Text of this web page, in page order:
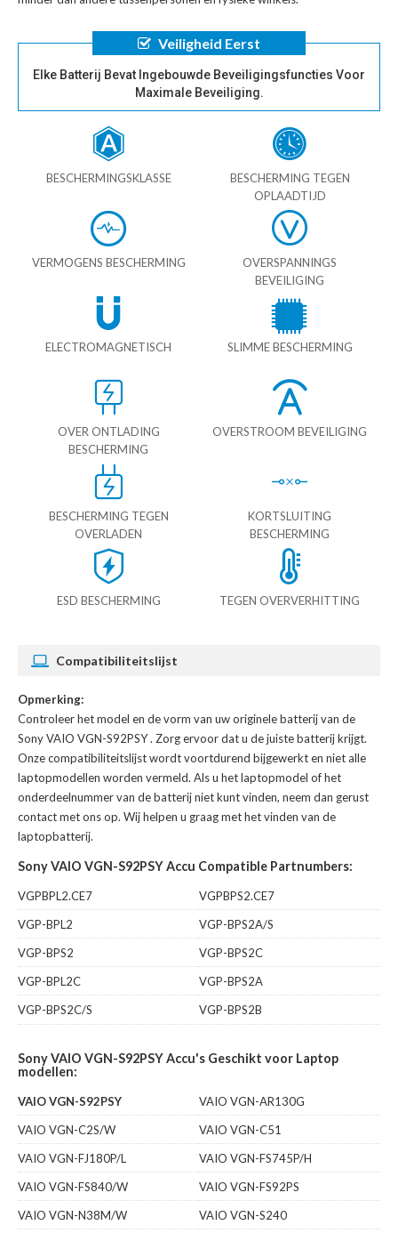
Veiligheid Eerst
Elke Batterij Bevat Ingebouwde Beveiligingsfuncties Voor
Maximale Beveiliging.
BESCHERMINGSKLASSE
BESCHERMING TEGEN
OPLAADTIJD
VERMOGENS BESCHERMING
OVERSPANNINGS
BEVEILIGING
ELECTROMAGNETISCH SLIMME BESCHERMING
OVER ONTLADING
BESCHERMING
OVERSTROOM BEVEILIGING
BESCHERMING TEGEN
OVERLADEN
KORTSLUITING
BESCHERMING
ESD BESCHERMING TEGEN OVERVERHITTING
Compatibiliteitslijst
Opmerking:
Controleer het model en de vorm van uw originele batterij van de
Sony VAIO VGN-S92PSY. Zorg ervoor dat u de juiste batterij krijgt.
Onze compatibiliteitslijst wordt voortdurend bijgewerkt en niet alle
laptopmodellen worden vermeld. Als u het laptopmodel of het
onderdeelnummer van de batterij niet kunt vinden, neem dan gerust
contact met ons op. Wij helpen u graag met het vinden van de
laptopbatterij.
Sony VAIO VGN-S92PSY Accu Compatible Partnumbers:
VGPBPL2.CE7
VGPBPS2.CE7
VGP-BPL2
VGP-BPS2A/S
VGP-BPS2
VGP-BPS2C
VGP-BPL2C
VGP-BPS2A
VGP-BPS2C/S
VGP-BPS2B
Sony VAIO VGN-S92PSY Accu's Geschikt voor Laptop
modellen:
VAIO VGN-S92PSY
VAIO VGN-AR130G
VAIO VGN-C2S/W
VAIO VGN-C51
VAIO VGN-FJ180P/L
VAIO VGN-FS745P/H
VAIO VGN-FS840/W
VAIO VGN-FS92PS
VAIO VGN-N38M/W
VAIO VGN-S240